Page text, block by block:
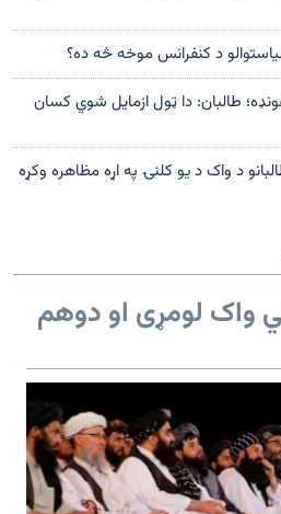
د کنفرانس موخه څه ده؟
طالبان: دا ټول ازمايل شوي کسان
د واک د يو کلنۍ په اړه مظاهره وکړه
واک لومړی او دوهم